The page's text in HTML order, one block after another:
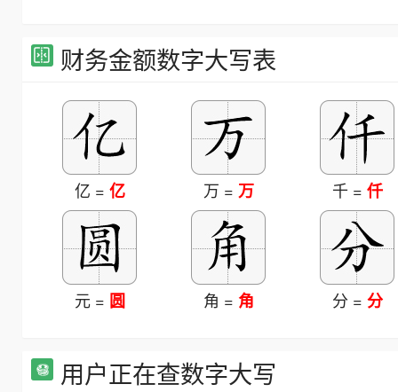
财务金额数字大写表
亿 = 亿 万 = 万 千 = 仟
元 = 圆 角 = 角 分 = 分
用户正在查数字大写